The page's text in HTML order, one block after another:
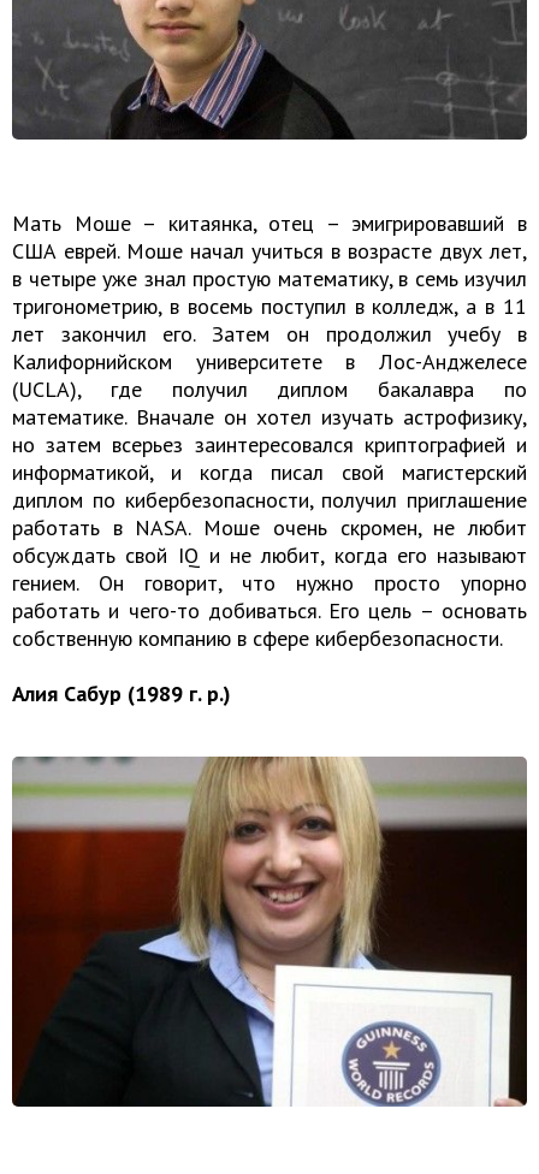
Мать Моше – китаянка, отец – эмигрировавший в
США еврей. Моше начал учиться в возрасте двух лет,
в четыре уже знал простую математику, в семь изучил
тригонометрию, в восемь поступил в колледж, а в 11
лет закончил его. Затем он продолжил учебу в
Калифорнийском университете в Лос-Анджелесе
(UCLA), где получил диплом бакалавра по
математике. Вначале он хотел изучать астрофизику,
но затем всерьез заинтересовался криптографией и
информатикой, и когда писал свой магистерский
диплом по кибербезопасности, получил приглашение
работать в NASA. Моше очень скромен, не любит
обсуждать свой IQ и не любит, когда его называют
гением. Он говорит, что нужно просто упорно
работать и чего-то добиваться. Его цель – основать
собственную компанию в сфере кибербезопасности.
Алия Сабур (1989 г. р.)